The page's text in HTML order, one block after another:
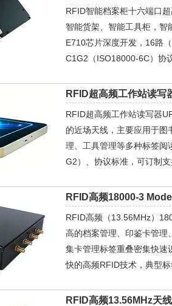
RFID智能档案柜十六端口
智能货架、智能工具柜，
E710芯片深度开发，16路
C1G2（ISO18000-6C）协
RFID超高频工作站读写
RFID超高频工作站读写器
的近场天线，主要应用于
理、工具管理等多种标签阅
G2）、协议标准，可订制
RFID高频18000-3
RFID高频（13.56MHz）
高的档案管理、印鉴卡管理
集卡管理标签重叠密集快
快的高频RFID技术，典型
RFID高频13.56MHz天